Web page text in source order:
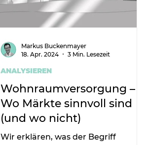
Wohnraumversorgung –
Wo Märkte sinnvoll sind
(und wo nicht)
Wir erklären, was der Begriff
ANALYSIEREN
Markus Buckenmayer
18. Apr. 2024
3 Min. Lesezeit